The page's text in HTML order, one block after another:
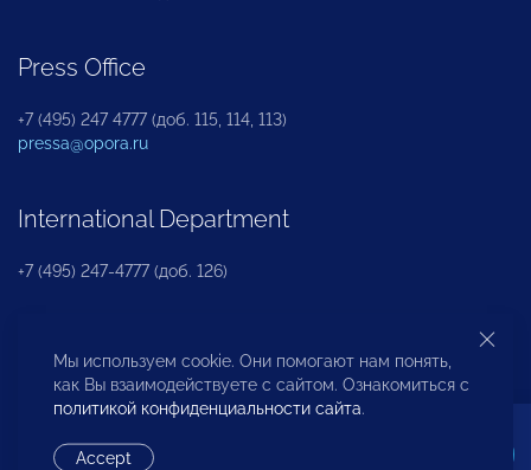
Press Office
+7 (495) 247 4777 (доб. 115, 114, 113)
pressa@opora.ru
International Department
+7 (495) 247-4777 (доб. 126)
Business and Investment Rights Protection
Department
Мы используем cookie. Они помогают нам понять,
как Вы взаимодействуете с сайтом. Ознакомиться с
политикой конфиденциальности сайта.
Accept